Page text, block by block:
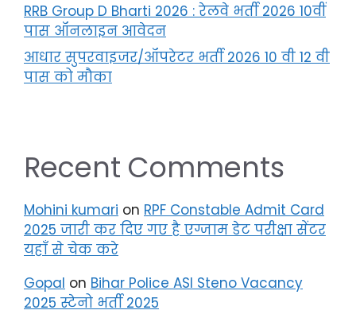
RRB Group D Bharti 2026 : रेलवे भर्ती 2026 10वीं
पास ऑनलाइन आवेदन
आधार सुपरवाइजर/ऑपरेटर भर्ती 2026 10 वी 12 वी
पास को मौका
Recent Comments
Mohini kumari on RPF Constable Admit Card
2025 जारी कर दिए गए है एग्जाम डेट परीक्षा सेंटर
यहाँ से चेक करे
Gopal on Bihar Police ASI Steno Vacancy
2025 स्टेनो भर्ती 2025